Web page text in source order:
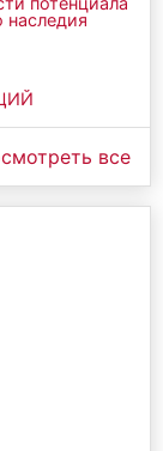
наследия
все